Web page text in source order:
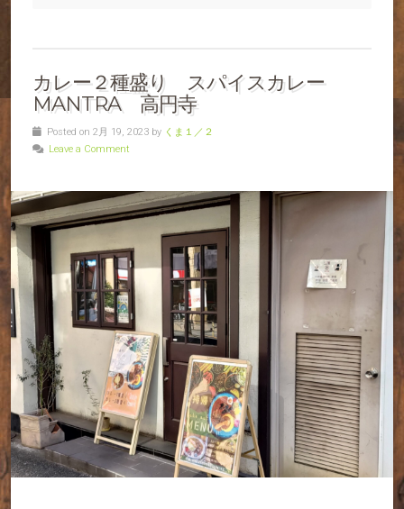
カレー２種盛り スパイスカレー
MANTRA 高円寺
Posted on 2月 19, 2023 by くま１／２
Leave a Comment